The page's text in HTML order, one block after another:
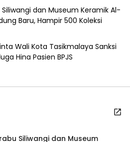
dan Museum Keramik Al-
Baru, Hampir 500 Koleksi
Wali Kota Tasikmalaya Sanksi
Hina Pasien BPJS
Siliwangi dan Museum